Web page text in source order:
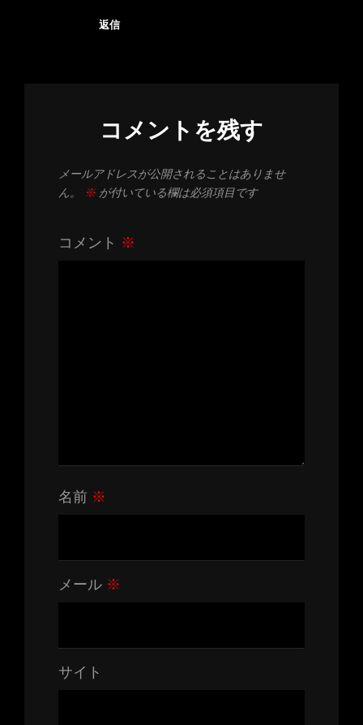
返信
コメントを残す
メールアドレスが公開されることはありませ
ん。
※が付いている欄は必須項目です
コメント ※
名前 ※
メール ※
サイト